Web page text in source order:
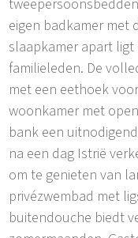
eigen badkamer met
slaapkamer apart
familieleden. De
met een eethoek
woonkamer met
bank een
na een dag Istrië
om te genieten van
privézwembad met
buitendouche biedt